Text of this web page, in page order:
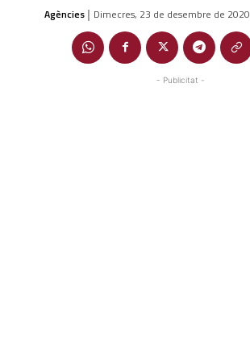
Agències | Dimecres, 23 de desembre de 2020
- Publicitat -